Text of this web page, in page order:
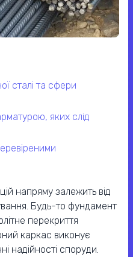
напряму залежить від
Будь-то фундамент
перекриття
каркас виконує
надійності споруди.